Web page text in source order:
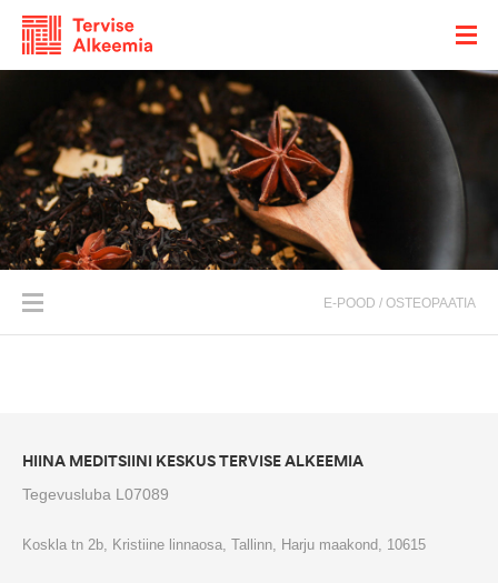
E-POOD / OSTEOPAATIA
HIINA MEDITSIINI KESKUSTERVISE ALKEEMIA
Tegevusluba L07089
Koskla tn 2b, Kristiine linnaosa, Tallinn, Harju maakond, 10615